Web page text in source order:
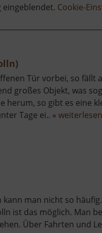
eingeblendet. Cookie-
Tür vorbei, so fällt
großes Objekt, was
herum, so gibt es eine
Tage ei.. » weiterlesen
man nicht so
ist das möglich. Man
Über Fahrten und